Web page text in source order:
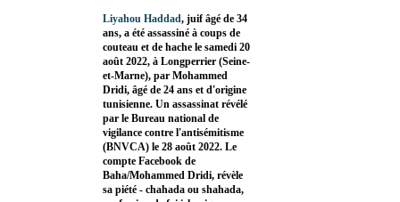
Liyahou Haddad, juif âgé de 34
ans, a été assassiné à coups de
couteau et de hache le samedi 20
août 2022, à Longperrier (Seine-
et-Marne), par Mohammed
Dridi, âgé de 24 ans et d'origine
tunisienne. Un assassinat révélé
par le Bureau national de
vigilance contre l'antisémitisme
(BNVCA) le 28 août 2022. Le
compte Facebook de
Baha/Mohammed Dridi, révèle
sa piété - chahada ou shahada,